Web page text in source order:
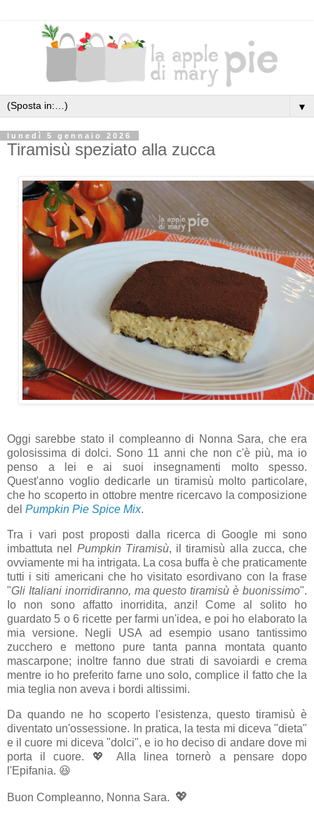
▼
lunedì 5 gennaio 2026
Tiramisù speziato alla zucca
Oggi sarebbe stato il compleanno di Nonna Sara, che era
golosissima di dolci. Sono 11 anni che non c'è più, ma io
penso a lei e ai suoi insegnamenti molto spesso.
Quest'anno voglio dedicarle un tiramisù molto particolare,
che ho scoperto in ottobre mentre ricercavo la composizione
del Pumpkin Pie Spice Mix.
Tra i vari post proposti dalla ricerca di Google mi sono
imbattuta nel Pumpkin Tiramisù, il tiramisù alla zucca, che
ovviamente mi ha intrigata. La cosa buffa è che praticamente
tutti i siti americani che ho visitato esordivano con la frase
"Gli Italiani inorridiranno, ma questo tiramisù è buonissimo".
Io non sono affatto inorridita, anzi! Come al solito ho
guardato 5 o 6 ricette per farmi un'idea, e poi ho elaborato la
mia versione. Negli USA ad esempio usano tantissimo
zucchero e mettono pure tanta panna montata quanto
mascarpone; inoltre fanno due strati di savoiardi e crema
mentre io ho preferito farne uno solo, complice il fatto che la
mia teglia non aveva i bordi altissimi.
Da quando ne ho scoperto l'esistenza, questo tiramisù è
diventato un'ossessione. In pratica, la testa mi diceva "dieta"
e il cuore mi diceva "dolci", e io ho deciso di andare dove mi
porta il cuore. 💖
Alla linea tornerò a pensare dopo
l'Epifania. 😆
Buon Compleanno, Nonna Sara. 💖